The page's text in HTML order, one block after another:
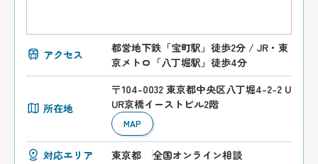
アクセス
都営地下鉄「宝町駅」徒歩2分 / JR・東
京メトロ「八丁堀駅」徒歩4分
所在地
〒104-0032 東京都中央区八丁堀4-2-2 U
UR京橋イーストビル2階
MAP
対応エリア 東京都 全国オンライン相談